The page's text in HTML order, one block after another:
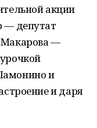
акции
— депутат
Макарова —
и
и даря